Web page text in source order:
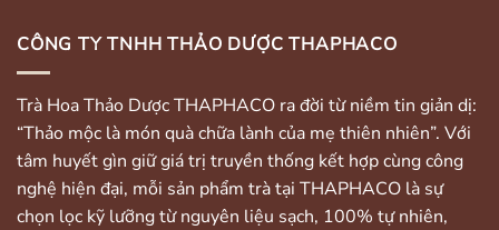
CÔNG TY TNHH THẢO DƯỢC THAPHACO
Trà Hoa Thảo Dược THAPHACO ra đời từ niềm tin giản dị:
“Thảo mộc là món quà chữa lành của mẹ thiên nhiên”. Với
tâm huyết gìn giữ giá trị truyền thống kết hợp cùng công
nghệ hiện đại, mỗi sản phẩm trà tại THAPHACO là sự
chọn lọc kỹ lưỡng từ nguyên liệu sạch, 100% tự nhiên,